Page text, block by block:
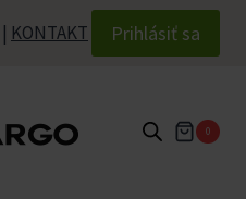
| KONTAKT Prihlásiť sa
0